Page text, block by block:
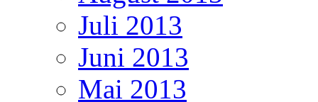
Juli 2013
Juni 2013
Mai 2013